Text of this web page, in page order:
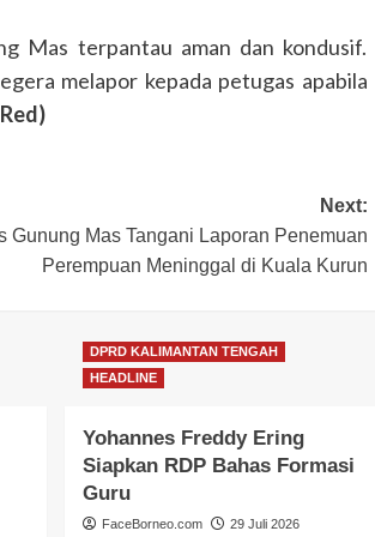
Mas terpantau aman dan kondusif.
melapor kepada petugas apabila
Next:
Gunung Mas Tangani Laporan Penemuan
Perempuan Meninggal di Kuala Kurun
DPRD KALIMANTAN TENGAH
HEADLINE
Yohannes Freddy Ering
Siapkan RDP Bahas Formasi
Guru
FaceBorneo.com 29 Juli 2026
GUNUNG MAS
Kenaikan Yesus Kristus di Sembilan
Kecamatan
Congki01 14 Mei 2026